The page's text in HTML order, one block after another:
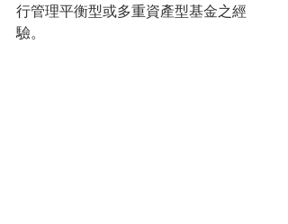
行管理平衡型或多重資產型基金之經
驗。